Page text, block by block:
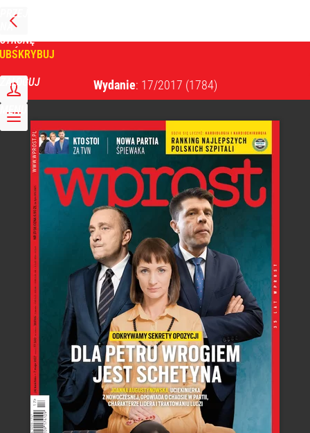
PRZEJDŹ
NA
STRONĘ
GŁÓWNĄ
ZALOGUJ
MENU
Wydanie: 17/2017 (1784)